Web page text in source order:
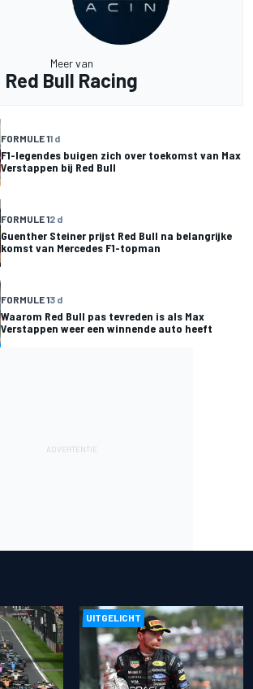
Meer van
Red Bull Racing
FORMULE 11 d
F1-legendes buigen zich over toekomst van Max
Verstappen bij Red Bull
FORMULE 12 d
Guenther Steiner prijst Red Bull na belangrijke
komst van Mercedes F1-topman
FORMULE 13 d
Waarom Red Bull pas tevreden is als Max
Verstappen weer een winnende auto heeft
UITGELICHT